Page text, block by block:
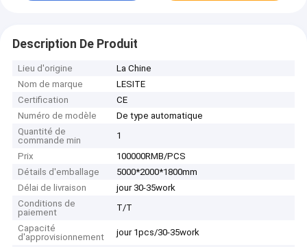
Description De Produit
Lieu d'origine
La Chine
Nom de marque
LESITE
Certification
CE
Numéro de modèle
De type automatique
Quantité de
commande min
1
Prix
100000RMB/PCS
Détails d'emballage
5000*2000*1800mm
Délai de livraison
jour 30-35work
Conditions de
paiement
T/T
Capacité
d'approvisionnement
jour 1pcs/30-35work